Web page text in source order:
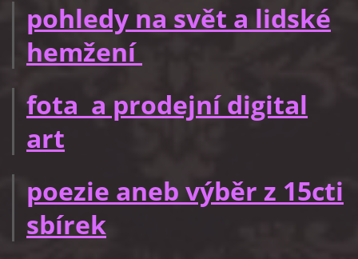
pohledy na svět a lidské
hemžení
fota a prodejní digital
art
poezie aneb výběr z 15cti
sbírek